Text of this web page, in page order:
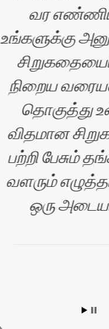
வர
உங்களுக்கு
நிறைய
தொகுத்து
விதமான
பற்றி பேசும்
வளரும்
ஒரு